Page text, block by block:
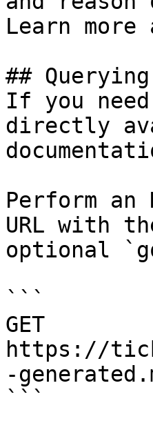
Learn
##
If you
directly
Perform an
URL with
optional
```
GET
https://
-
```